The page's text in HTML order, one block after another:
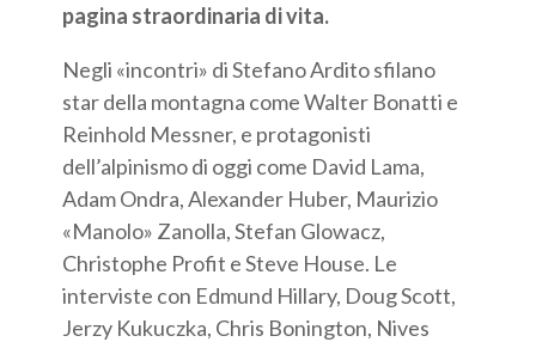
pagina straordinaria di vita.
Negli «incontri» di Stefano Ardito sfilano
star della montagna come Walter Bonatti e
Reinhold Messner, e protagonisti
dell’alpinismo di oggi come David Lama,
Adam Ondra, Alexander Huber, Maurizio
«Manolo» Zanolla, Stefan Glowacz,
Christophe Profit e Steve House. Le
interviste con Edmund Hillary, Doug Scott,
Jerzy Kukuczka, Chris Bonington, Nives